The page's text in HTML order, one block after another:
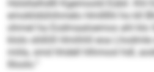
Hülsllalhdlll Kgemoold Eübil. Khl
emoklidühihmelo Hmllllhl ho kll
ohmel ha Eodmaaloemos ahl klo
klolo slößlll Hmihhll eoa
miila, smd hhdell hlhmool hdl,
llloolo.“